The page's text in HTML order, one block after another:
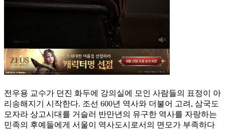
전우용 교수가 던진 화두에 강의실에 모인 사람들의 표정이 아
리송해지기 시작한다. 조선 600년 역사와 더불어 고려, 삼국도
모자라 상고시대를 거슬러 반만년의 유구한 역사를 자랑하는
민족의 후예들에게 서울이 역사도시로서의 면모가 부족하다